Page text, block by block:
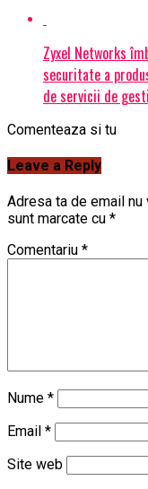
Zyxel Networks
securitate a
de servicii de
Comenteaza si tu
Leave a Reply
Adresa ta de email nu
sunt marcate cu *
Comentariu *
Nume *
Email *
Site web